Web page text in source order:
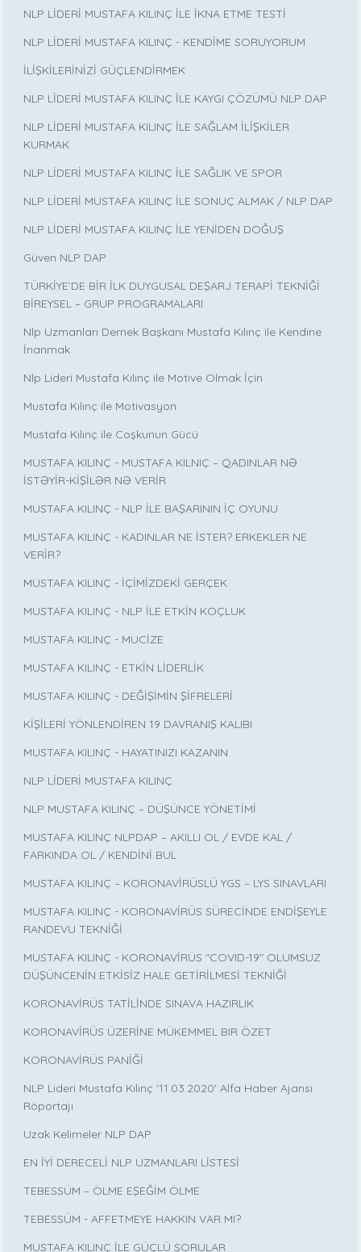
NLP LİDERİ MUSTAFA KILINÇ İLE İKNA ETME TESTİ
NLP LİDERİ MUSTAFA KILINÇ - KENDİME SORUYORUM
İLİŞKİLERİNİZİ GÜÇLENDİRMEK
NLP LİDERİ MUSTAFA KILINÇ İLE KAYGI ÇÖZÜMÜ NLP DAP
NLP LİDERİ MUSTAFA KILINÇ İLE SAĞLAM İLİŞKİLER
KURMAK
NLP LİDERİ MUSTAFA KILINÇ İLE SAĞLIK VE SPOR
NLP LİDERİ MUSTAFA KILINÇ İLE SONUÇ ALMAK / NLP DAP
NLP LİDERİ MUSTAFA KILINÇ İLE YENİDEN DOĞUŞ
Güven NLP DAP
TÜRKİYE’DE BİR İLK DUYGUSAL DEŞARJ TERAPİ TEKNİĞİ
BİREYSEL – GRUP PROGRAMALARI
Nlp Uzmanları Dernek Başkanı Mustafa Kılınç ile Kendine
İnanmak
Nlp Lideri Mustafa Kılınç ile Motive Olmak İçin
Mustafa Kılınç ile Motivasyon
Mustafa Kılınç ile Coşkunun Gücü
MUSTAFA KILINÇ - MUSTAFA KILNIÇ – QADINLAR NƏ
İSTƏYİR-KİŞİLƏR NƏ VERİR
MUSTAFA KILINÇ - NLP İLE BAŞARININ İÇ OYUNU
MUSTAFA KILINÇ - KADINLAR NE İSTER? ERKEKLER NE
VERİR?
MUSTAFA KILINÇ - İÇİMİZDEKİ GERÇEK
MUSTAFA KILINÇ - NLP İLE ETKİN KOÇLUK
MUSTAFA KILINÇ - MUCİZE
MUSTAFA KILINÇ - ETKİN LİDERLİK
MUSTAFA KILINÇ - DEĞİŞİMİN ŞİFRELERİ
KİŞİLERİ YÖNLENDİREN 19 DAVRANIŞ KALIBI
MUSTAFA KILINÇ - HAYATINIZI KAZANIN
NLP LİDERİ MUSTAFA KILINÇ
NLP MUSTAFA KILINÇ – DÜŞÜNCE YÖNETİMİ
MUSTAFA KILINÇ NLPDAP – AKILLI OL / EVDE KAL /
FARKINDA OL / KENDİNİ BUL
MUSTAFA KILINÇ – KORONAVİRÜSLÜ YGS – LYS SINAVLARI
MUSTAFA KILINÇ - KORONAVİRÜS SÜRECİNDE ENDİŞEYLE
RANDEVU TEKNİĞİ
MUSTAFA KILINÇ - KORONAVİRÜS "COVID-19" OLUMSUZ
DÜŞÜNCENİN ETKİSİZ HALE GETİRİLMESİ TEKNİĞİ
KORONAVİRÜS TATİLİNDE SINAVA HAZIRLIK
KORONAVİRÜS ÜZERİNE MÜKEMMEL BIR ÖZET
KORONAVİRÜS PANİĞİ
NLP Lideri Mustafa Kılınç '11.03.2020' Alfa Haber Ajansı
Röportajı
Uzak Kelimeler NLP DAP
EN İYİ DERECELİ NLP UZMANLARI LİSTESİ
TEBESSÜM – ÖLME EŞEĞİM ÖLME
TEBESSÜM - AFFETMEYE HAKKIN VAR MI?
MUSTAFA KILINÇ İLE GÜÇLÜ SORULAR